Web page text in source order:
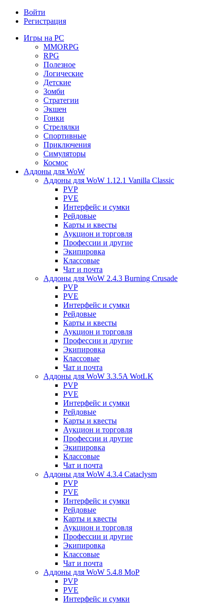
Войти
Регистрация
Игры на PC
MMORPG
RPG
Полезное
Логические
Детские
Зомби
Стратегии
Экшен
Гонки
Стрелялки
Спортивные
Приключения
Симуляторы
Космос
Аддоны для WoW
Аддоны для WoW 1.12.1 Vanilla Classic
PVP
PVE
Интерфейс и сумки
Рейдовые
Карты и квесты
Аукцион и торговля
Профессии и другие
Экипировка
Классовые
Чат и почта
Аддоны для WoW 2.4.3 Burning Crusade
PVP
PVE
Интерфейс и сумки
Рейдовые
Карты и квесты
Аукцион и торговля
Профессии и другие
Экипировка
Классовые
Чат и почта
Аддоны для WoW 3.3.5A WotLK
PVP
PVE
Интерфейс и сумки
Рейдовые
Карты и квесты
Аукцион и торговля
Профессии и другие
Экипировка
Классовые
Чат и почта
Аддоны для WoW 4.3.4 Cataclysm
PVP
PVE
Интерфейс и сумки
Рейдовые
Карты и квесты
Аукцион и торговля
Профессии и другие
Экипировка
Классовые
Чат и почта
Аддоны для WoW 5.4.8 MoP
PVP
PVE
Интерфейс и сумки